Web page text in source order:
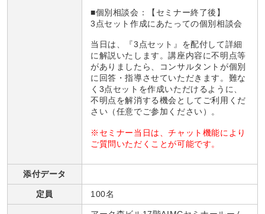
■個別相談会：
【セミナー終了後】
3点セット作成にあたっての個別相談会
当日は、『3点セット』を配付して詳細
に解説いたします。講座内容に不明点等
がありましたら、コンサルタントが個別
に回答・指導させていただきます。難な
く3点セットを作成いただけるように、
不明点を解消する機会としてご利用くだ
さい（任意でご参加ください）。
※セミナー当日は、チャット機能により
ご質問いただくことが可能です。
添付データ
定員 100名